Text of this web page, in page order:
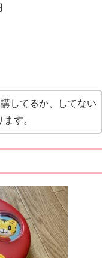
してるか、してない
す。